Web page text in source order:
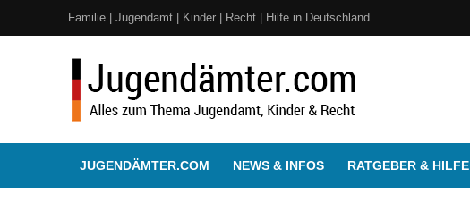
Familie | Jugendamt | Kinder | Recht | Hilfe in Deutschland
JUGENDÄMTER.COM NEWS & INFOS RATGEBER & HILFE